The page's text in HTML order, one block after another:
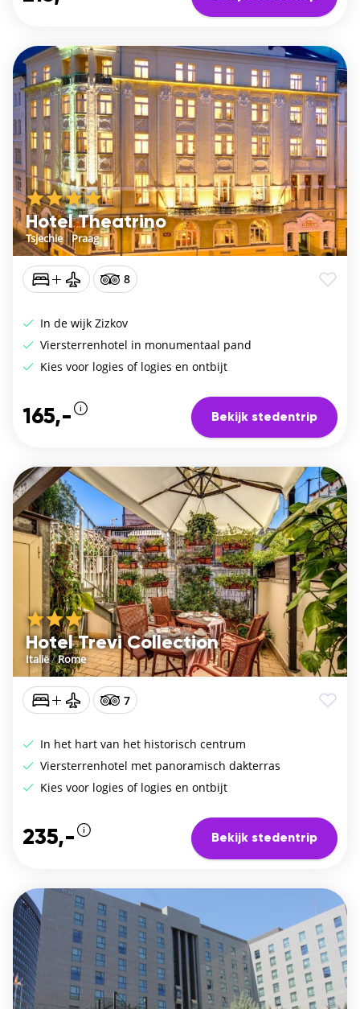
Hotel Theatrino
Tsjechie/Praag
8
In de wijk Zizkov
Viersterrenhotel in monumentaal pand
Kies voor logies of logies en ontbijt
165,- Bekijk stedentrip
Hotel Trevi Collection
Italië/Rome
7
In het hart van het historisch centrum
Viersterrenhotel met panoramisch dakterras
Kies voor logies of logies en ontbijt
235,- Bekijk stedentrip